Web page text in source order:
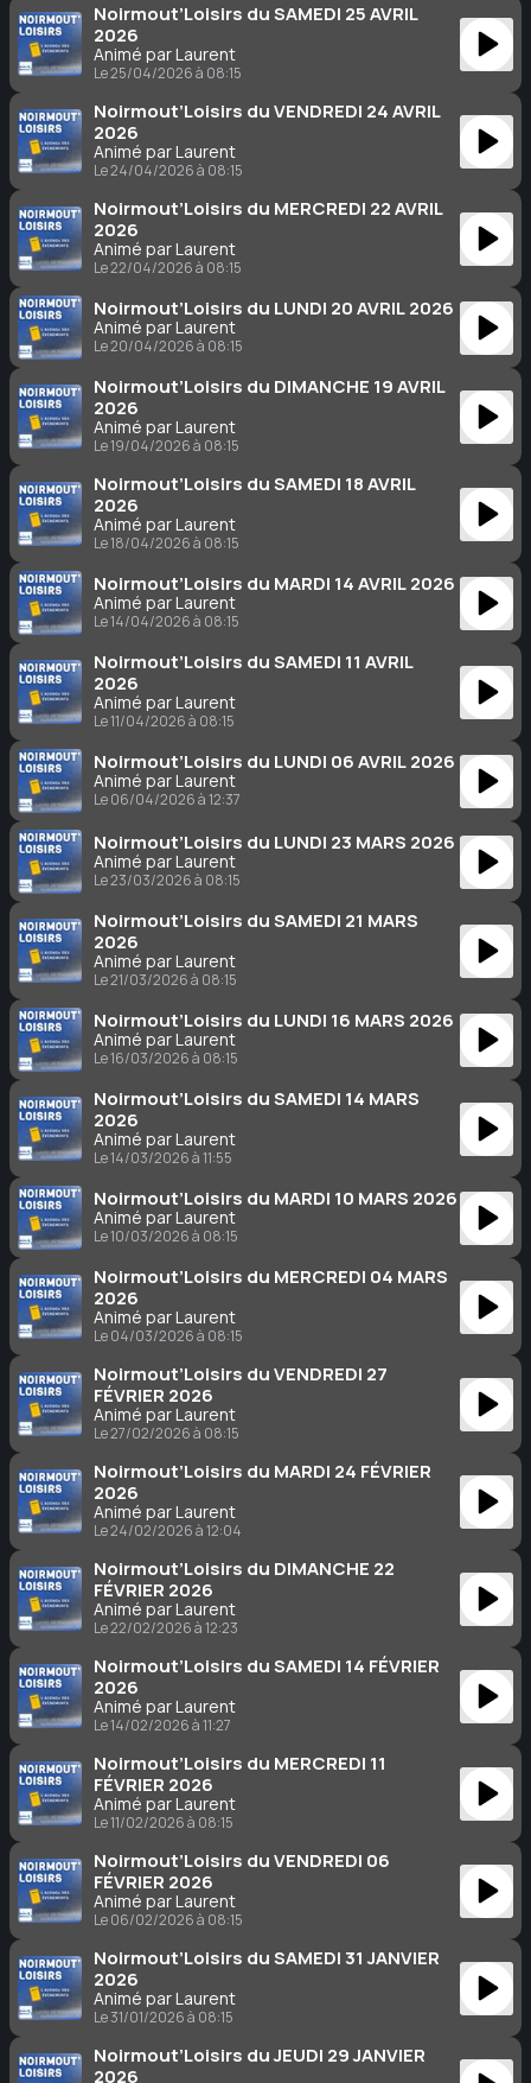
Noirmout’Loisirs du SAMEDI 25 AVRIL
2026
Animé par Laurent
Le 25/04/2026 à 08:15
Noirmout’Loisirs du VENDREDI 24 AVRIL
2026
Animé par Laurent
Le 24/04/2026 à 08:15
Noirmout’Loisirs du MERCREDI 22 AVRIL
2026
Animé par Laurent
Le 22/04/2026 à 08:15
Noirmout’Loisirs du LUNDI 20 AVRIL 2026
Animé par Laurent
Le 20/04/2026 à 08:15
Noirmout’Loisirs du DIMANCHE 19 AVRIL
2026
Animé par Laurent
Le 19/04/2026 à 08:15
Noirmout’Loisirs du SAMEDI 18 AVRIL
2026
Animé par Laurent
Le 18/04/2026 à 08:15
Noirmout’Loisirs du MARDI 14 AVRIL 2026
Animé par Laurent
Le 14/04/2026 à 08:15
Noirmout’Loisirs du SAMEDI 11 AVRIL
2026
Animé par Laurent
Le 11/04/2026 à 08:15
Noirmout’Loisirs du LUNDI 06 AVRIL 2026
Animé par Laurent
Le 06/04/2026 à 12:37
Noirmout’Loisirs du LUNDI 23 MARS 2026
Animé par Laurent
Le 23/03/2026 à 08:15
Noirmout’Loisirs du SAMEDI 21 MARS
2026
Animé par Laurent
Le 21/03/2026 à 08:15
Noirmout’Loisirs du LUNDI 16 MARS 2026
Animé par Laurent
Le 16/03/2026 à 08:15
Noirmout’Loisirs du SAMEDI 14 MARS
2026
Animé par Laurent
Le 14/03/2026 à 11:55
Noirmout’Loisirs du MARDI 10 MARS 2026
Animé par Laurent
Le 10/03/2026 à 08:15
Noirmout’Loisirs du MERCREDI 04 MARS
2026
Animé par Laurent
Le 04/03/2026 à 08:15
Noirmout’Loisirs du VENDREDI 27
FÉVRIER 2026
Animé par Laurent
Le 27/02/2026 à 08:15
Noirmout’Loisirs du MARDI 24 FÉVRIER
2026
Animé par Laurent
Le 24/02/2026 à 12:04
Noirmout’Loisirs du DIMANCHE 22
FÉVRIER 2026
Animé par Laurent
Le 22/02/2026 à 12:23
Noirmout’Loisirs du SAMEDI 14 FÉVRIER
2026
Animé par Laurent
Le 14/02/2026 à 11:27
Noirmout’Loisirs du MERCREDI 11
FÉVRIER 2026
Animé par Laurent
Le 11/02/2026 à 08:15
Noirmout’Loisirs du VENDREDI 06
FÉVRIER 2026
Animé par Laurent
Le 06/02/2026 à 08:15
Noirmout’Loisirs du SAMEDI 31 JANVIER
2026
Animé par Laurent
Le 31/01/2026 à 08:15
Noirmout’Loisirs du JEUDI 29 JANVIER
2026